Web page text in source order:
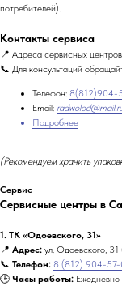
потребителей).
Контакты сервиса
📍 Адреса сервисных
📞 Для консультаций
Телефон: 8(812)904-
Email:
Подробнее
(Рекомендуем хранить
Сервис
Сервисные центры в
1. ТК «Одоевского, 31»
📍 Адрес: ул. Одоевского,
📞 Телефон: 8 (812) 904-57-
🕒 Часы работы: